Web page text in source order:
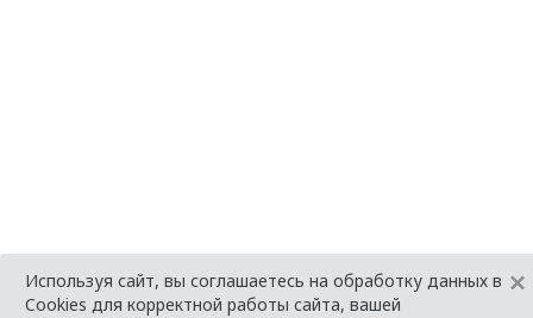
Используя сайт, вы соглашаетесь на обработку данных в
Cookies для корректной работы сайта, вашей
×